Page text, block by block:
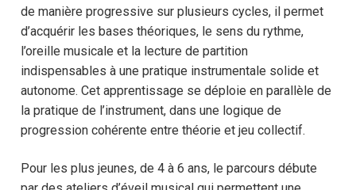
de manière progressive sur plusieurs cycles, il permet
d’acquérir les bases théoriques, le sens du rythme,
l’oreille musicale et la lecture de partition
indispensables à une pratique instrumentale solide et
autonome. Cet apprentissage se déploie en parallèle de
la pratique de l’instrument, dans une logique de
progression cohérente entre théorie et jeu collectif.
Pour les plus jeunes, de 4 à 6 ans, le parcours débute